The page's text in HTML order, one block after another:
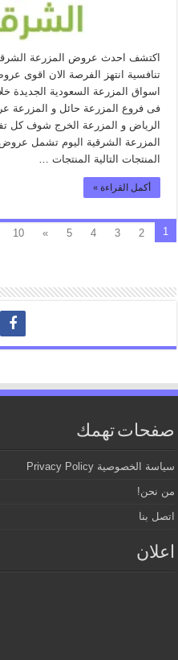
اكتشف احدث عروض المزرعة
تنافسية انتهز الفرصة الان اقوى
اسواق المزرعة السعودية الجديدة
فى فروع المزرعة حائل و المزرعة
الرياض و المزرعة الخرج شوف كل
المزرعة الشرقية اليوم تشمل
المنتجات التالية المنتجات …
أكمل القراءة »
1
2
3
4
5
»
10
صفحات تهمك
سياسة الخصوصية Privacy Policy
من نحن!
اتصل بنا
اعلان